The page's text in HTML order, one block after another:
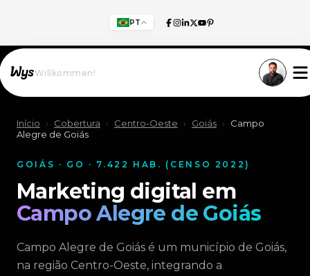
PT
Willkommen!
Início › Cobertura › Centro-Oeste › Goiás ›
Campo
Alegre de Goiás
GOIÁS · GO · 7.422 HAB. (CENSO 2022)
Marketing digital em
Campo Alegre de Goiás
Campo Alegre de Goiás é um município de Goiás,
na região Centro-Oeste, integrando a